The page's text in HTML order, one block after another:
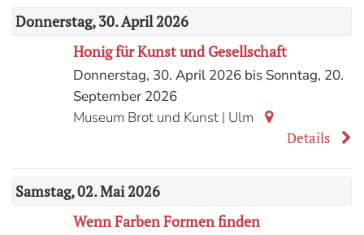
Donnerstag, 30. April 2026
Honig für Kunst und Gesellschaft
Donnerstag, 30. April 2026 bis Sonntag, 20.
September 2026
Museum Brot und Kunst| Ulm
Details
Samstag, 02. Mai 2026
Wenn Farben Formen finden